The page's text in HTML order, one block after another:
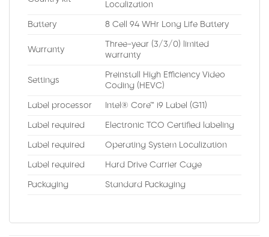
Localization
Battery 8 Cell 94 WHr Long Life Battery
Warranty
Three-year (3/3/0) limited
warranty
Settings
Preinstall High Efficiency Video
Coding (HEVC)
Label processor Intel® Core™ i9 Label (G11)
Label required Electronic TCO Certified labeling
Label required Operating System Localization
Label required Hard Drive Carrier Cage
Packaging Standard Packaging